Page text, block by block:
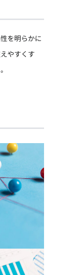
を明らかに
やすくす